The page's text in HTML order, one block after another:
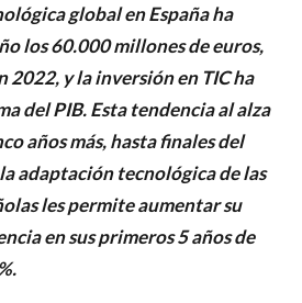
global en España ha
los 60.000 millones de euros,
2022, y la inversión en TIC ha
del PIB. Esta tendencia al alza
años más, hasta finales del
adaptación tecnológica de las
les permite aumentar su
en sus primeros 5 años de